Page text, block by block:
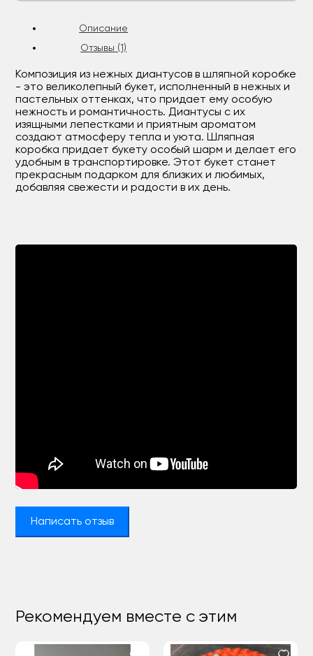
Описание
Отзывы (1)
Композиция из нежных диантусов в шляпной коробке
- это великолепный букет, исполненный в нежных и
пастельных оттенках, что придает ему особую
нежность и романтичность. Диантусы с их
изящными лепестками и приятным ароматом
создают атмосферу тепла и уюта. Шляпная
коробка придает букету особый шарм и делает его
удобным в транспортировке. Этот букет станет
прекрасным подарком для близких и любимых,
добавляя свежести и радости в их день.
Написать отзыв
Рекомендуем вместе с этим